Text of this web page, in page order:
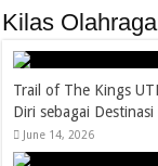
Kilas Olahraga
Trail of The Kings
Diri sebagai
June 14, 2026